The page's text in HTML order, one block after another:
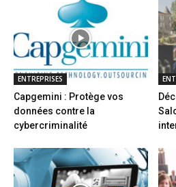
ENTREPRISES
Capgemini : Protège vos
données contre la
cybercriminalité